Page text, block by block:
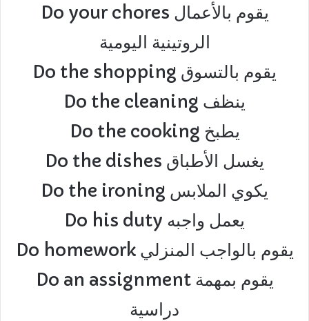
Do your chores يقوم بالأعمال
الروتينية اليومية
Do the shopping يقوم بالتسوق
Do the cleaning ينظف
Do the cooking يطبخ
Do the dishes يغسل الأطباق
Do the ironing يكوي الملابس
Do his duty يعمل واجبه
Do homework يقوم بالواجب المنزلي
Do an assignment يقوم بمهمة
دراسية